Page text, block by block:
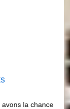
la chance